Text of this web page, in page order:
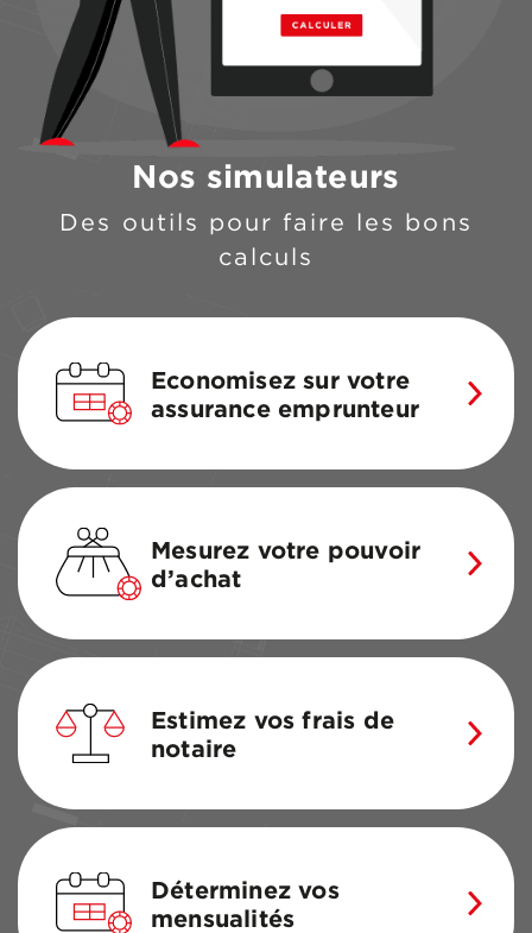
Nos simulateurs
Des outils pour faire les bons
calculs
Economisez sur votre
assurance emprunteur
Mesurez votre pouvoir
d’achat
Estimez vos frais de
notaire
Déterminez vos
mensualités